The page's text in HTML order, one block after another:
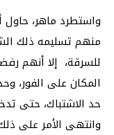
واستطرد ماهر،
منهم تسليمه ذلك
للسرقة، إلا أنهم
المكان على الفور،
حد الاشتباك، حتى
وانتهى الأمر على